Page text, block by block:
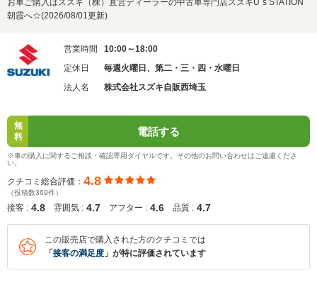
お車ご購入はスズキ（株）直営ディーラーの中古車専門店スズキU`s STATION
朝霞へ☆(2026/08/01更新)
営業時間
10:00～18:00
定休日
毎週火曜日、第二・三・四・水曜日
法人名
株式会社スズキ自販西埼玉
無
料
電話する
※車の購入に関するご相談・確認専用ダイヤルです。その他のお問い合わせはご遠慮くださ
い。
クチコミ総合評価： 4.8
（投稿数369件）
接客 : 4.8 雰囲気 : 4.7 アフター : 4.6 品質 : 4.7
この販売店で購入された方のクチコミでは
「 接客の満足度 」が特に評価されています